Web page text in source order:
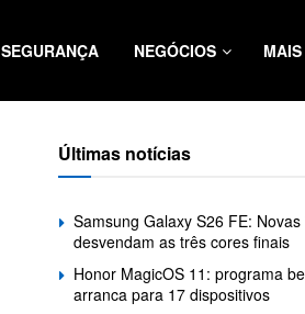
SEGURANÇA NEGÓCIOS MAIS
Últimas notícias
Samsung Galaxy S26 FE:
desvendam as três cores finais
Honor MagicOS 11: programa
arranca para 17 dispositivos